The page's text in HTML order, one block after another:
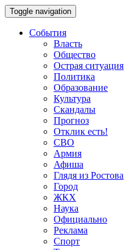
Toggle navigation
События
Власть
Общество
Острая ситуация
Политика
Образование
Культура
Скандалы
Прогноз
Отклик есть!
СВО
Армия
Афиша
Глядя из Ростова
Город
ЖКХ
Наука
Официально
Реклама
Спорт